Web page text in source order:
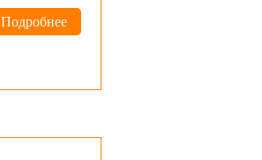
Подробнее